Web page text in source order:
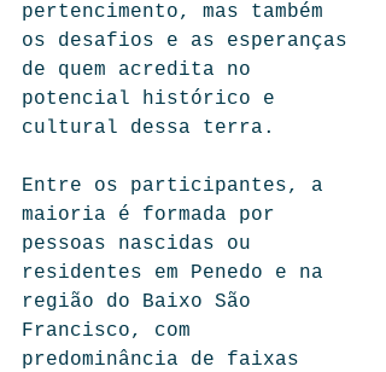
pertencimento, mas também
os desafios e as esperanças
de quem acredita no
potencial histórico e
cultural dessa terra.
Entre os participantes, a
maioria é formada por
pessoas nascidas ou
residentes em Penedo e na
região do Baixo São
Francisco, com
predominância de faixas